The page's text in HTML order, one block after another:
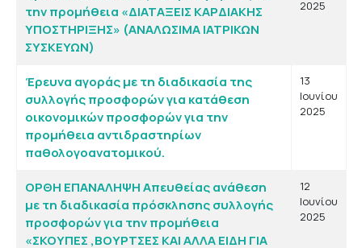
την προμήθεια «ΔΙΑΤΑΞΕΙΣ ΚΑΡΔΙΑΚΗΣ
ΥΠΟΣΤΗΡΙΞΗΣ» (ΑΝΑΛΩΣΙΜΑ ΙΑΤΡΙΚΩΝ
ΣΥΣΚΕΥΩΝ)
2025
Έρευνα αγοράς με τη διαδικασία της
συλλογής προσφορών για κατάθεση
οικονομικών προσφορών για την
προμήθεια αντιδραστηρίων
παθολογοανατομικού.
13
Ιουνίου
2025
ΟΡΘΗ ΕΠΑΝΑΛΗΨΗ Απευθείας ανάθεση
με τη διαδικασία πρόσκλησης συλλογής
προσφορών για την προμήθεια
«ΣΚΟΥΠΕΣ ,ΒΟΥΡΤΣΕΣ ΚΑΙ ΑΛΛΑ ΕΙΔΗ ΓΙΑ
12
Ιουνίου
2025